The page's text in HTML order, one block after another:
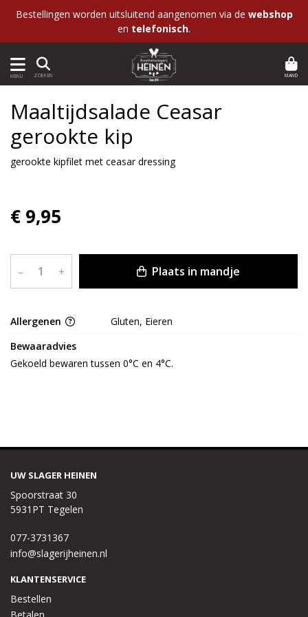
Bestellingen worden uitsluitend aangenomen via de webshop
en telefonisch.
MENU ZOEKEN MAND
Maaltijdsalade Ceasar
gerookte kip
gerookte kipfilet met ceasar dressing
€ 9,95
– + Plaats in mandje
Allergenen
Gluten, Eieren
Bewaaradvies
Gekoeld bewaren tussen 0°C en 4°C.
UW SLAGER HEINEN
Spoorstraat 30
5931PT Tegelen
077-3731367
info@slagerijheinen.nl
KLANTENSERVICE
Bestellen